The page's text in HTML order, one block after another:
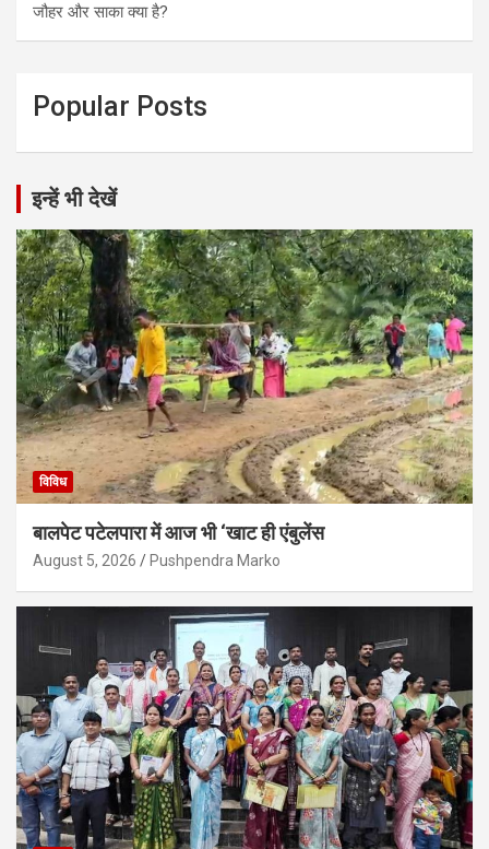
जौहर और साका क्या है?
Popular Posts
इन्हें भी देखें
विविध
बालपेट पटेलपारा में आज भी ‘खाट ही एंबुलेंस
August 5, 2026 Pushpendra Marko